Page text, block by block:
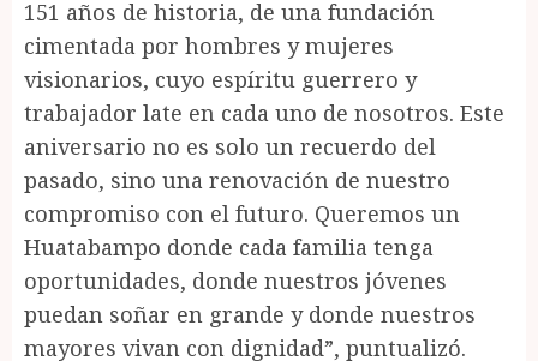
151 años de historia, de una fundación
cimentada por hombres y mujeres
visionarios, cuyo espíritu guerrero y
trabajador late en cada uno de nosotros. Este
aniversario no es solo un recuerdo del
pasado, sino una renovación de nuestro
compromiso con el futuro. Queremos un
Huatabampo donde cada familia tenga
oportunidades, donde nuestros jóvenes
puedan soñar en grande y donde nuestros
mayores vivan con dignidad”, puntualizó.